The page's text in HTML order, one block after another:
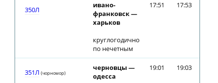
350Л
ивано-
франковск —
харьков
круглогодично
по нечетным
17:51 17:53
351Л (чорномор)
черновцы —
одесса
19:01 19:03